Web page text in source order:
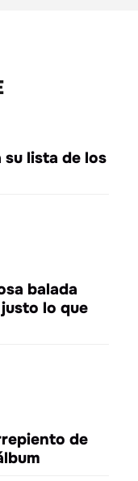
ENTRETENIMIENTO
su lista de los
ENTRETENIMIENTO
balada
lo que
ENTRETENIMIENTO
de